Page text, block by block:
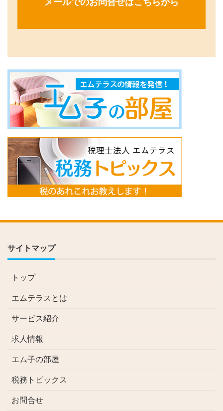
メールでのお問合せはこちらから
サイトマップ
トップ
エムテラスとは
サービス紹介
求人情報
エム子の部屋
税務トピックス
お問合せ